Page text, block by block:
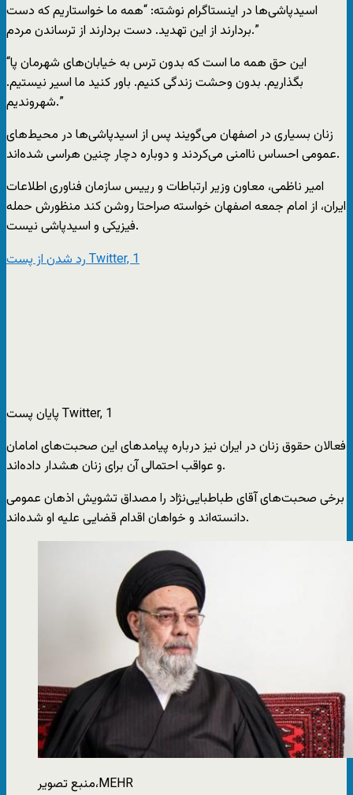
اسیدپاشی‌ها در اینستاگرام نوشته: “همه ما خواستاریم که دست
بردارند از این تهدید. دست بردارند از ترساندن مردم.”
“این حق همه ما است که بدون ترس به خیابان‌های شهرمان پا
بگذاریم. بدون وحشت زندگی کنیم. باور کنید ما اسیر نیستیم.
شهروندیم.”
زنان بسیاری در اصفهان می‌گویند پس از اسیدپاشی‌ها در محیط‌های
عمومی احساس ناامنی می‌کردند و دوباره دچار چنین هراسی شده‌اند.
امیر ناظمی، معاون وزیر ارتباطات و ‏رییس سازمان فناوری اطلاعات
ایران، از امام جمعه اصفهان خواسته صراحتا روشن کند منظورش حمله
فیزیکی و اسیدپاشی نیست.
رد شدن از پست Twitter, 1
پایان پست Twitter, 1
فعالان حقوق زنان در ایران نیز درباره پیامدهای این صحبت‌های امامان
و عواقب احتمالی آن برای زنان هشدار داده‌اند.
برخی صحبت‌های آقای طباطبایی‌نژاد را مصداق تشویش اذهان عمومی
دانسته‌اند و خواهان اقدام قضایی علیه او شده‌اند.
منبع تصویر،MEHR